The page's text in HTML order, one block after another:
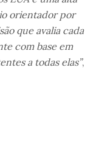
orientador por
que avalia cada
com base em
a todas elas”,